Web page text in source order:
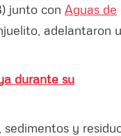
junto con Aguas de
adelantaron
durante su
sedimentos y